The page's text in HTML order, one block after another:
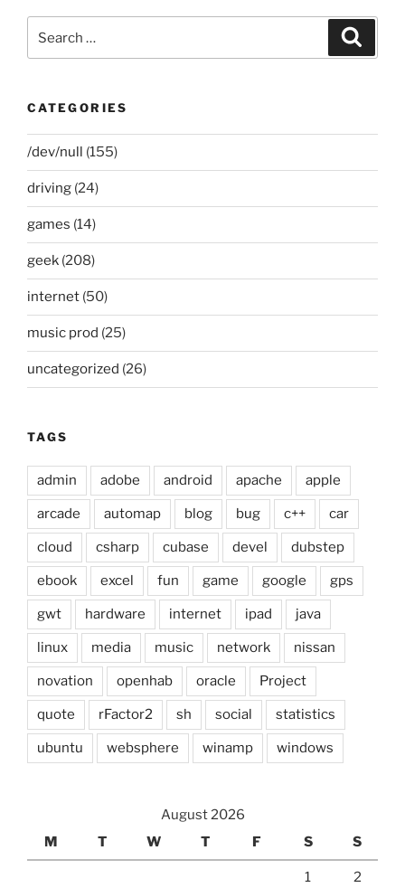
for:
CATEGORIES
/dev/null (155)
driving (24)
games (14)
geek (208)
internet (50)
music prod (25)
uncategorized (26)
TAGS
admin adobe android apache apple
arcade automap blog bug c++ car
cloud csharp cubase devel dubstep
ebook excel fun game google gps
gwt hardware internet ipad java
linux media music network nissan
novation openhab oracle Project
quote rFactor2 sh social statistics
ubuntu websphere winamp windows
August 2026
M
T W T F S S
1 2